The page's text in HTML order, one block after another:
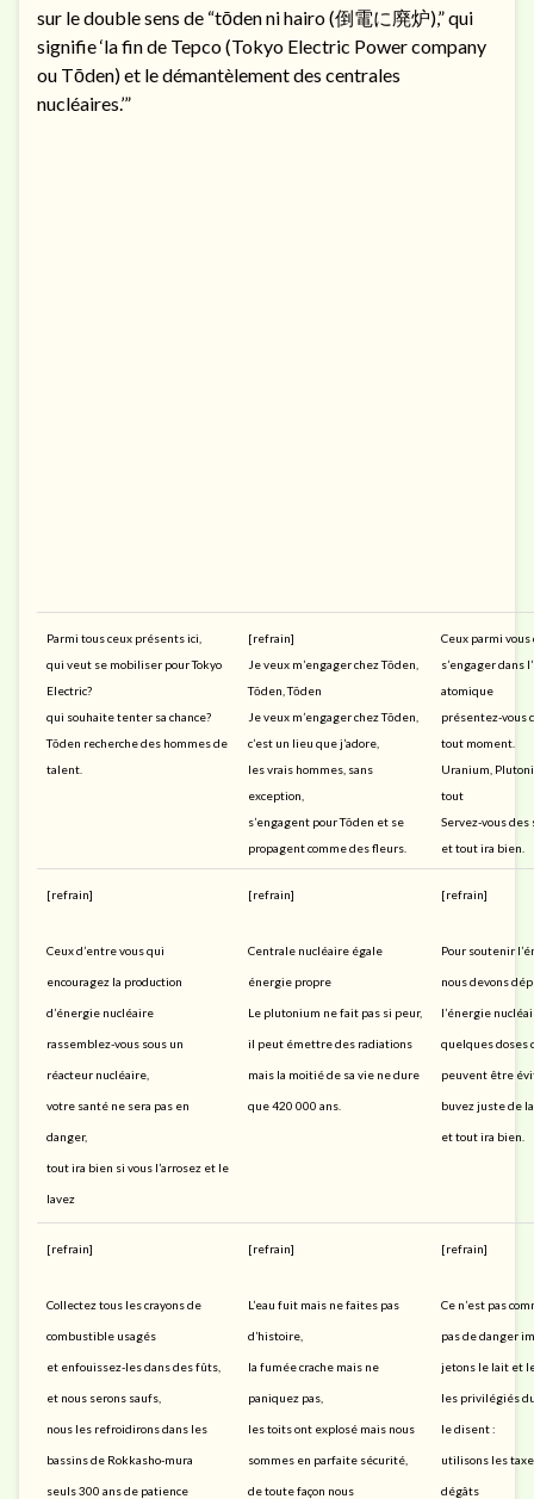
sur le double sens de “tōden ni hairo (倒電に廃炉),” qui
signifie ‘la fin de Tepco (Tokyo Electric Power company
ou Tōden) et le démantèlement des centrales
nucléaires.’”
Parmi tous ceux présents ici,
qui veut se mobiliser pour Tokyo
Electric?
qui souhaite tenter sa chance?
Tōden recherche des hommes de
talent.
[refrain]
Je veux m’engager chez Tōden,
Tōden, Tōden
Je veux m’engager chez Tōden,
c’est un lieu que j’adore,
les vrais hommes, sans
exception,
s’engagent pour Tōden et se
propagent comme des fleurs.
Ceux parmi
s’engager dans
atomique
présentez-vous
tout moment.
Uranium,
tout
Servez-vous
et tout ira bien.
[refrain]
Ceux d’entre vous qui
encouragez la production
d’énergie nucléaire
rassemblez-vous sous un
réacteur nucléaire,
votre santé ne sera pas en
danger,
tout ira bien si vous l’arrosez et le
lavez
[refrain]
Centrale nucléaire égale
énergie propre
Le plutonium ne fait pas si peur,
il peut émettre des radiations
mais la moitié de sa vie ne dure
que 420 000 ans.
[refrain]
Pour soutenir
nous devons
l’énergie
quelques doses
peuvent être
buvez juste de
et tout ira bien.
[refrain]
Collectez tous les crayons de
combustible usagés
et enfouissez-les dans des fûts,
et nous serons saufs,
nous les refroidirons dans les
bassins de Rokkasho-mura
seuls 300 ans de patience
[refrain]
L’eau fuit mais ne faites pas
d’histoire,
la fumée crache mais ne
paniquez pas,
les toits ont explosé mais nous
sommes en parfaite sécurité,
de toute façon nous
[refrain]
Ce n’est pas
pas de danger
jetons le lait et
les privilégiés
le disent :
utilisons les
dégâts